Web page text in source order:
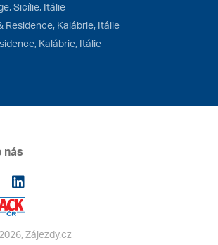
Sicílie, Itálie
Residence, Kalábrie, Itálie
Kalábrie, Itálie
nás
Zájezdy.cz